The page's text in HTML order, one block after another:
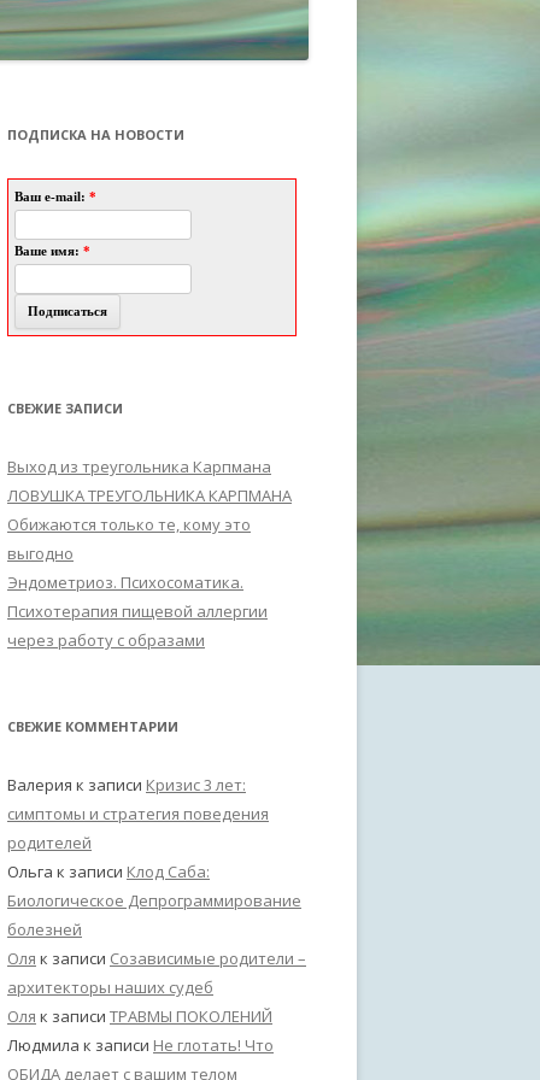
ПОДПИСКА НА НОВОСТИ
Ваш e-mail: *
Ваше имя: *
СВЕЖИЕ ЗАПИСИ
Выход из треугольника Карпмана
ЛОВУШКА ТРЕУГОЛЬНИКА КАРПМАНА
Обижаются только те, кому это
выгодно
Эндометриоз. Психосоматика.
Психотерапия пищевой аллергии
через работу с образами
СВЕЖИЕ КОММЕНТАРИИ
Валерия к записи Кризис 3 лет:
симптомы и стратегия поведения
родителей
Ольга к записи Клод Саба:
Биологическое Депрограммирование
болезней
Оля к записи Созависимые родители –
архитекторы наших судеб
Оля к записи ТРАВМЫ ПОКОЛЕНИЙ
Людмила к записи Не глотать! Что
ОБИДА делает с вашим телом